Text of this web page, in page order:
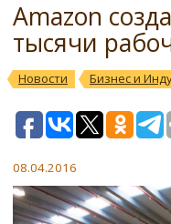
Amazon
тысячи
Новости Бизнес и
08.04.2016